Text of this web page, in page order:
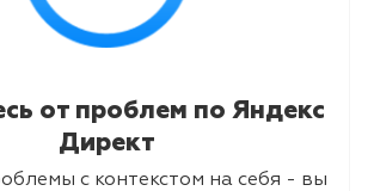
от проблем по Яндекс
Директ
с контекстом на себя - вы